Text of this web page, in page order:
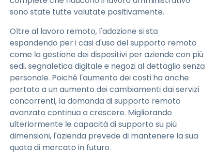
sono state tutte valutate positivamente.
Oltre al lavoro remoto, l'adozione si sta
espandendo per i casi d'uso del supporto remoto
come la gestione dei dispositivi per aziende con più
sedi, segnaletica digitale e negozi al dettaglio senza
personale. Poiché l'aumento dei costi ha anche
portato a un aumento dei cambiamenti dai servizi
concorrenti, la domanda di supporto remoto
avanzato continua a crescere. Migliorando
ulteriormente le capacità di supporto su più
dimensioni, l'azienda prevede di mantenere la sua
quota di mercato in futuro.